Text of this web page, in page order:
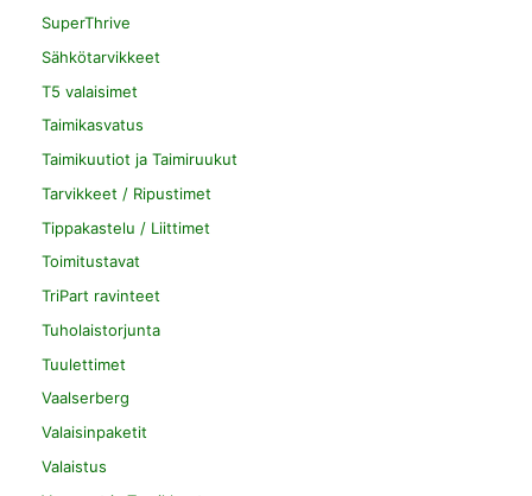
SuperThrive
Sähkötarvikkeet
T5 valaisimet
Taimikasvatus
Taimikuutiot ja Taimiruukut
Tarvikkeet / Ripustimet
Tippakastelu / Liittimet
Toimitustavat
TriPart ravinteet
Tuholaistorjunta
Tuulettimet
Vaalserberg
Valaisinpaketit
Valaistus